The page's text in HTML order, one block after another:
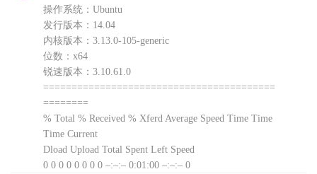
操作系统：Ubuntu
发行版本：14.04
内核版本：3.13.0-105-generic
位数：x64
锐速版本：3.10.61.0
=========================================
========
% Total % Received % Xferd Average Speed Time Time
Time Current
Dload Upload Total Spent Left Speed
0 0 0 0 0 0 0 0 –:–:– 0:01:00 –:–:– 0